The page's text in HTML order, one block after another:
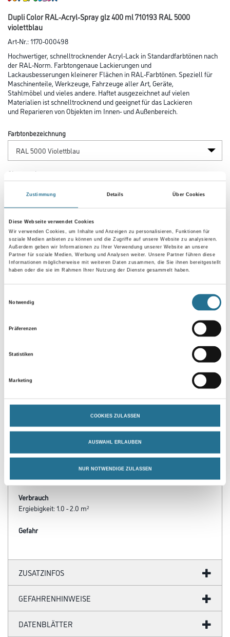
Zustimmung Details Über Cookies
Diese Webseite verwendet Cookies
Wir verwenden Cookies, um Inhalte und Anzeigen zu personalisieren, Funktionen für
soziale Medien anbieten zu können und die Zugriffe auf unsere Website zu analysieren.
Außerdem geben wir Informationen zu Ihrer Verwendung unserer Website an unsere
Partner für soziale Medien, Werbung und Analysen weiter. Unsere Partner führen diese
Informationen möglicherweise mit weiteren Daten zusammen, die Sie ihnen bereitgestellt
haben oder die sie im Rahmen Ihrer Nutzung der Dienste gesammelt haben.
Notwendig
Präferenzen
Statistiken
Marketing
COOKIES ZULASSEN
AUSWAHL ERLAUBEN
NUR NOTWENDIGE ZULASSEN
Dupli Color RAL-Acryl-Spray glz 400 ml 710193 RAL 5000
violettblau
Art-Nr.:1170-000498
Hochwertiger, schnelltrocknender Acryl-Lack in Standardfarbtönen nach
der RAL-Norm. Farbtongenaue Lackierungen und
Lackausbesserungen kleinerer Flächen in RAL-Farbtönen. Speziell für
Maschinenteile, Werkzeuge, Fahrzeuge aller Art, Geräte,
Stahlmöbel und vieles andere. Haftet ausgezeichnet auf vielen
Materialien ist schnelltrocknend und geeignet für das Lackieren
und Reparieren von Objekten im Innen- und Außenbereich.
Farbtonbezeichnung
Glanzgrad
Staubtrocken: 10 min, grifffest: 30 min, durchgetrocknet: 2 h,
Verbrauch
Ergiebigkeit: 1.0 - 2.0 m²
Gefahr
ZUSATZINFOS
GEFAHRENHINWEISE
DATENBLÄTTER